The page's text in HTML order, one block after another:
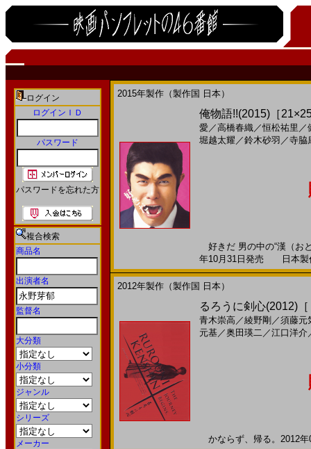
ログイン
ログインＩＤ
パスワード
パスワードを忘れた方
複合検索
商品名
出演者名
監督名
大分類
小分類
ジャンル
シリーズ
メーカー
2015年製作（製作国 日本）
俺物語!!(2015)［
愛／高橋春織／恒松祐里 ／
堀越太耀 ／鈴木砂羽 ／寺脇
好きだ 男の中の“漢（お
年10月31日発売 日本製
2012年製作（製作国 日本）
るろうに剣心(2012)
青木崇高／綾野剛 ／須藤元
元基／奥田瑛二／江口洋介
かならず、帰る。2012